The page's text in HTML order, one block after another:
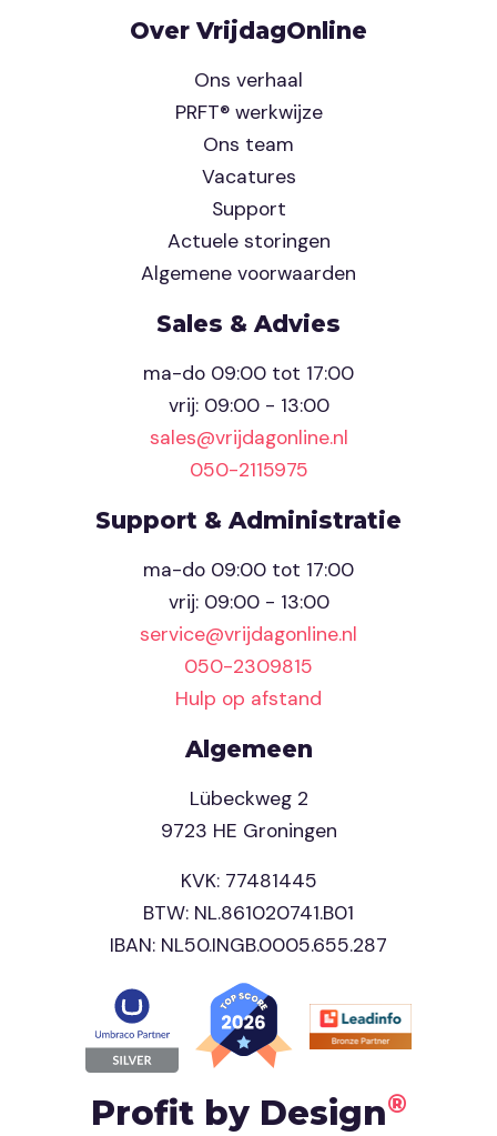
Over VrijdagOnline
Ons verhaal
PRFT® werkwijze
Ons team
Vacatures
Support
Actuele storingen
Algemene voorwaarden
Sales & Advies
ma-do 09:00 tot 17:00
vrij: 09:00 - 13:00
sales@vrijdagonline.nl
050-2115975
Support & Administratie
ma-do 09:00 tot 17:00
vrij: 09:00 - 13:00
service@vrijdagonline.nl
050-2309815
Hulp op afstand
Algemeen
Lübeckweg 2
9723 HE Groningen
KVK: 77481445
BTW: NL.861020741.B01
IBAN: NL50.INGB.0005.655.287
Profit by Design®